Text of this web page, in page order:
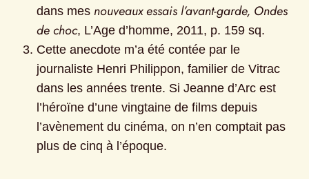
dans mes nouveaux essais l’avant-garde, Ondes
de choc, L’Age d’homme, 2011, p. 159 sq.
Cette anecdote m’a été contée par le
journaliste Henri Philippon, familier de Vitrac
dans les années trente. Si Jeanne d’Arc est
l’héroïne d’une vingtaine de films depuis
l’avènement du cinéma, on n’en comptait pas
plus de cinq à l’époque.